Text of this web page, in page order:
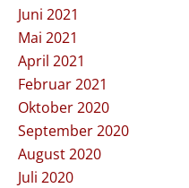
Juni 2021
Mai 2021
April 2021
Februar 2021
Oktober 2020
September 2020
August 2020
Juli 2020